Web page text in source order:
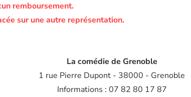
remboursement.
sur une autre représentation.
La comédie de Grenoble
1 rue Pierre Dupont - 38000 - Grenoble
Informations : 07 82 80 17 87